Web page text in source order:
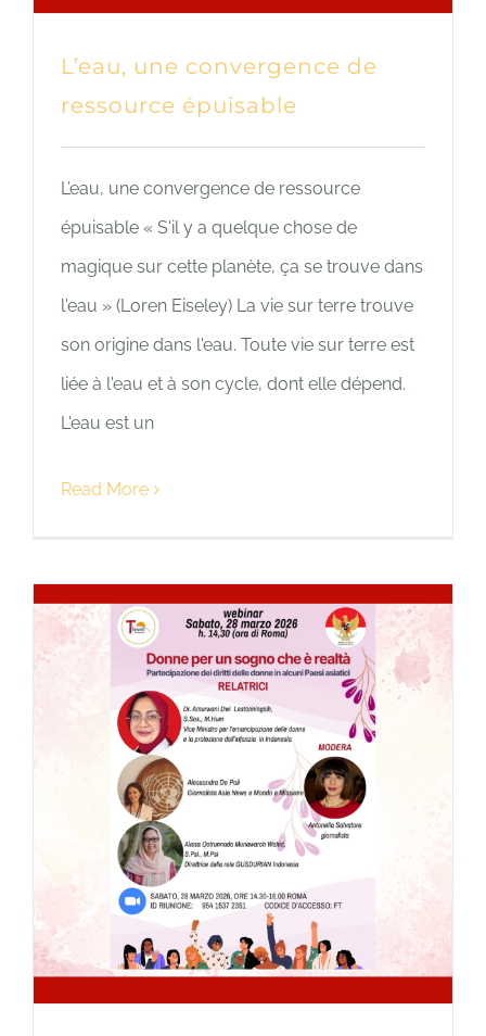
L’eau, une convergence de
ressource épuisable
L’eau, une convergence de ressource
épuisable « S'il y a quelque chose de
magique sur cette planète, ça se trouve dans
l'eau » (Loren Eiseley) La vie sur terre trouve
son origine dans l'eau. Toute vie sur terre est
liée à l'eau et à son cycle, dont elle dépend.
L'eau est un
Read More